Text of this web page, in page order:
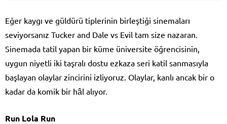
Eğer kaygı ve güldürü tiplerinin birleştiği sinemaları
seviyorsanız Tucker and Dale vs Evil tam size nazaran.
Sinemada tatil yapan bir küme üniversite öğrencisinin,
uygun niyetli iki taşralı dostu ezkaza seri katil sanmasıyla
başlayan olaylar zincirini izliyoruz. Olaylar, kanlı ancak bir o
kadar da komik bir hâl alıyor.
Run Lola Run